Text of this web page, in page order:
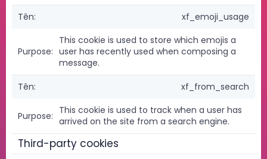
xf_emoji_usage
This cookie is used to store which emojis a
user has recently used when composing a
message.
xf_from_search
This cookie is used to track when a user has
arrived on the site from a search engine.
Third-party cookies